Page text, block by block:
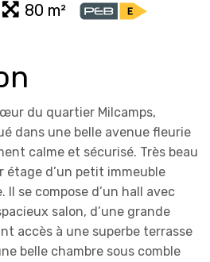
80 m²
du quartier Milcamps,
dans une belle avenue fleurie
calme et sécurisé. Très beau
étage d’un petit immeuble
Il se compose d’un hall avec
salon, d’une grande
accès à une superbe terrasse
belle chambre sous comble